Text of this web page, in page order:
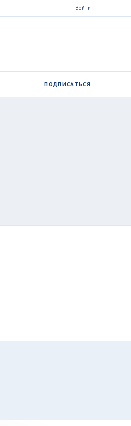
Войти
ПОДПИСАТЬСЯ